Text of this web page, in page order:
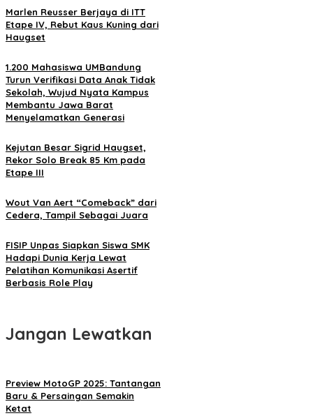
Marlen Reusser Berjaya di ITT
Etape IV, Rebut Kaus Kuning dari
Haugset
1.200 Mahasiswa UMBandung
Turun Verifikasi Data Anak Tidak
Sekolah, Wujud Nyata Kampus
Membantu Jawa Barat
Menyelamatkan Generasi
Kejutan Besar Sigrid Haugset,
Rekor Solo Break 85 Km pada
Etape III
Wout Van Aert “Comeback” dari
Cedera, Tampil Sebagai Juara
FISIP Unpas Siapkan Siswa SMK
Hadapi Dunia Kerja Lewat
Pelatihan Komunikasi Asertif
Berbasis Role Play
Jangan Lewatkan
Preview MotoGP 2025: Tantangan
Baru & Persaingan Semakin
Ketat